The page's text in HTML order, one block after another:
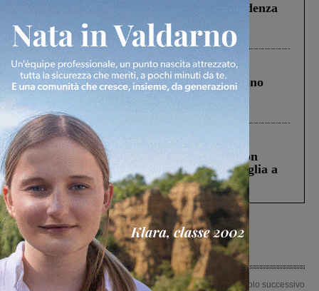
Piscina di Figline finanziata oltre la scadenza
Pnrr, il gruppo di Fratelli d’Italia: “Un
ringraziamento al Governo”
Cronaca 4 Agosto 2026
Un anno fa la strage in A1 in cui morirono
Gianni, Giulia e Franco. Lo schianto, il
processo, lo stop ai sorpassi fra tir....
Cronaca 3 Agosto 2026
Scomparso da una struttura di Castiglion
Fiorentino l’uomo che aveva ucciso la figlia a
Levane nel 2020
Articolo precedente
Articolo successivo